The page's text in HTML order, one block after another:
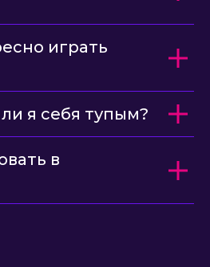
играть
я себя тупым?
в